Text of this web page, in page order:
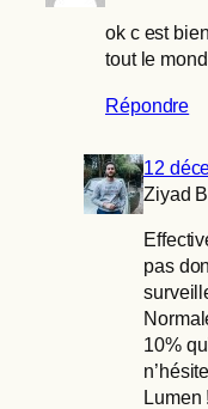
ok c est
tout le
Répondre
12
Ziyad
pas
10%
Lumen !